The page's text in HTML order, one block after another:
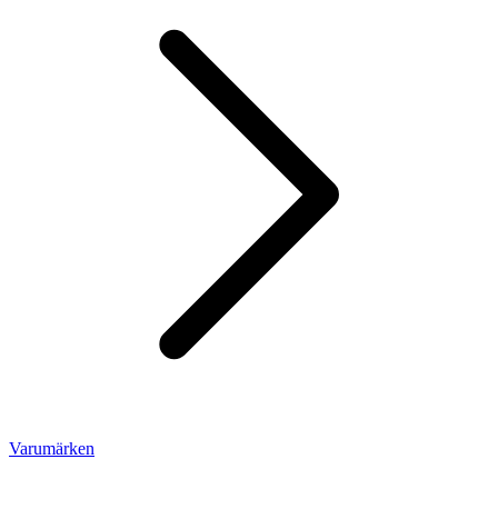
Varumärken